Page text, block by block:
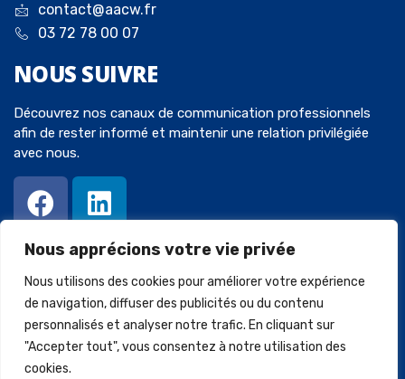
Nous apprécions votre vie privée
Nous utilisons des cookies pour améliorer votre expérience
de navigation, diffuser des publicités ou du contenu
personnalisés et analyser notre trafic. En cliquant sur
"Accepter tout", vous consentez à notre utilisation des
cookies.
contact@aacw.fr
03 72 78 00 07
NOUS SUIVRE
Découvrez nos canaux de communication professionnels
afin de rester informé et maintenir une relation privilégiée
avec nous.
© 2023 Avocats-Chaperot-Wein. Tous droits réservés. Créé par